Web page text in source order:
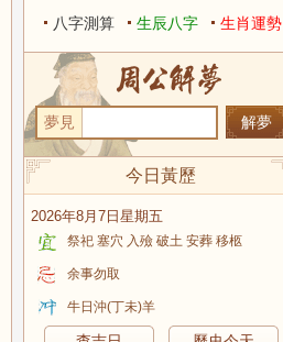
八字測算
生辰八字 生肖運勢
夢見
今日黃歷
2026年8月7日星期五
祭祀 塞穴 入殮 破土 安葬 移柩
余事勿取
牛日沖(丁未)羊